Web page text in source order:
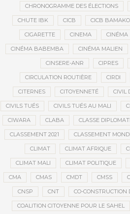
CHRONOGRAMME DES ÉLECTIONS
CHUTE IBK CICB CICB BAMAKO
CIGARETTE CINEMA CINÉMA
CINÉMA BABEMBA CINÉMA MALIEN
CINSERE-ANR CIPRES
CIRCULATION ROUTIÈRE CIRDI
CITERNES CITOYENNETÉ CIVIL
CIVILS TUÉS CIVILS TUÉS AU MALI
CIWARA CLABA CLASSE
CLASSEMENT 2021 CLASSEMENT
CLIMAT CLIMAT AFRIQUE
CLIMAT MALI CLIMAT POLITIQUE
CMA CMAS CMDT CMSS
CNSP CNT CO-
COALITION CITOYENNE POUR LE SAHEL